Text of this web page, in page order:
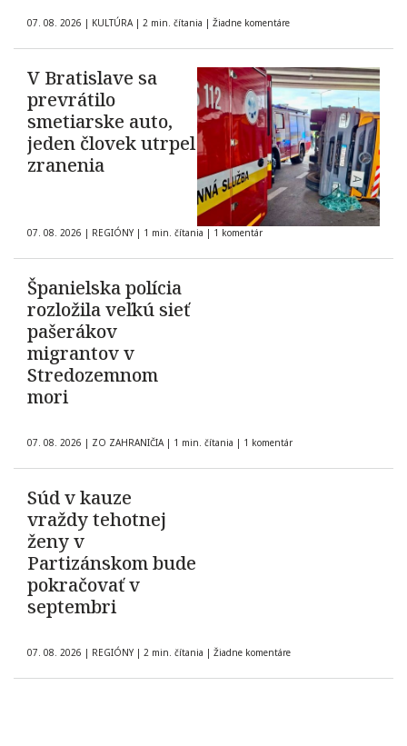
07. 08. 2026 | KULTÚRA | 2 min. čítania | Žiadne komentáre
V Bratislave sa
prevrátilo
smetiarske auto,
jeden človek utrpel
zranenia
07. 08. 2026 | REGIÓNY | 1 min. čítania | 1 komentár
Španielska polícia
rozložila veľkú sieť
pašerákov
migrantov v
Stredozemnom
mori
07. 08. 2026 | ZO ZAHRANIČIA | 1 min. čítania | 1 komentár
Súd v kauze
vraždy tehotnej
ženy v
Partizánskom bude
pokračovať v
septembri
07. 08. 2026 | REGIÓNY | 2 min. čítania | Žiadne komentáre